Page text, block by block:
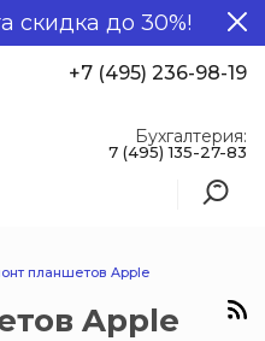
скидка до 30%!
+7 (495) 236-98-19
Бухгалтерия:
7 (495) 135-27-83
планшетов Apple
Apple